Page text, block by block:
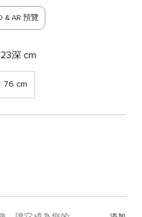
& AR 預覽
深 cm
76 cm